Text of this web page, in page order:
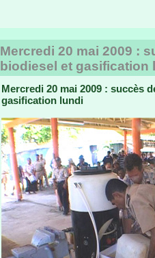
Mercredi 20 mai 2009 :
biodiesel et gasification
Mercredi 20 mai 2009 : succès
gasification lundi